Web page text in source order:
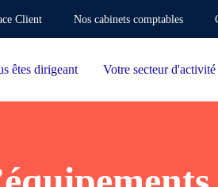
Client Nos cabinets comptables
êtes dirigeant Votre secteur d'activité